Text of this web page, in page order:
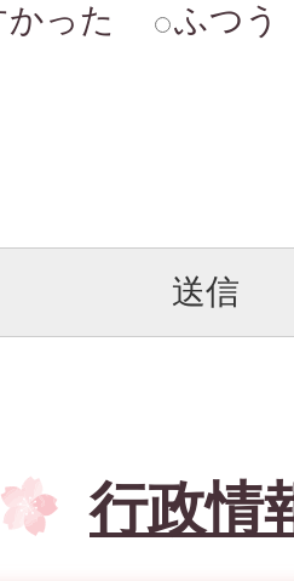
かった
ふつう
行政情